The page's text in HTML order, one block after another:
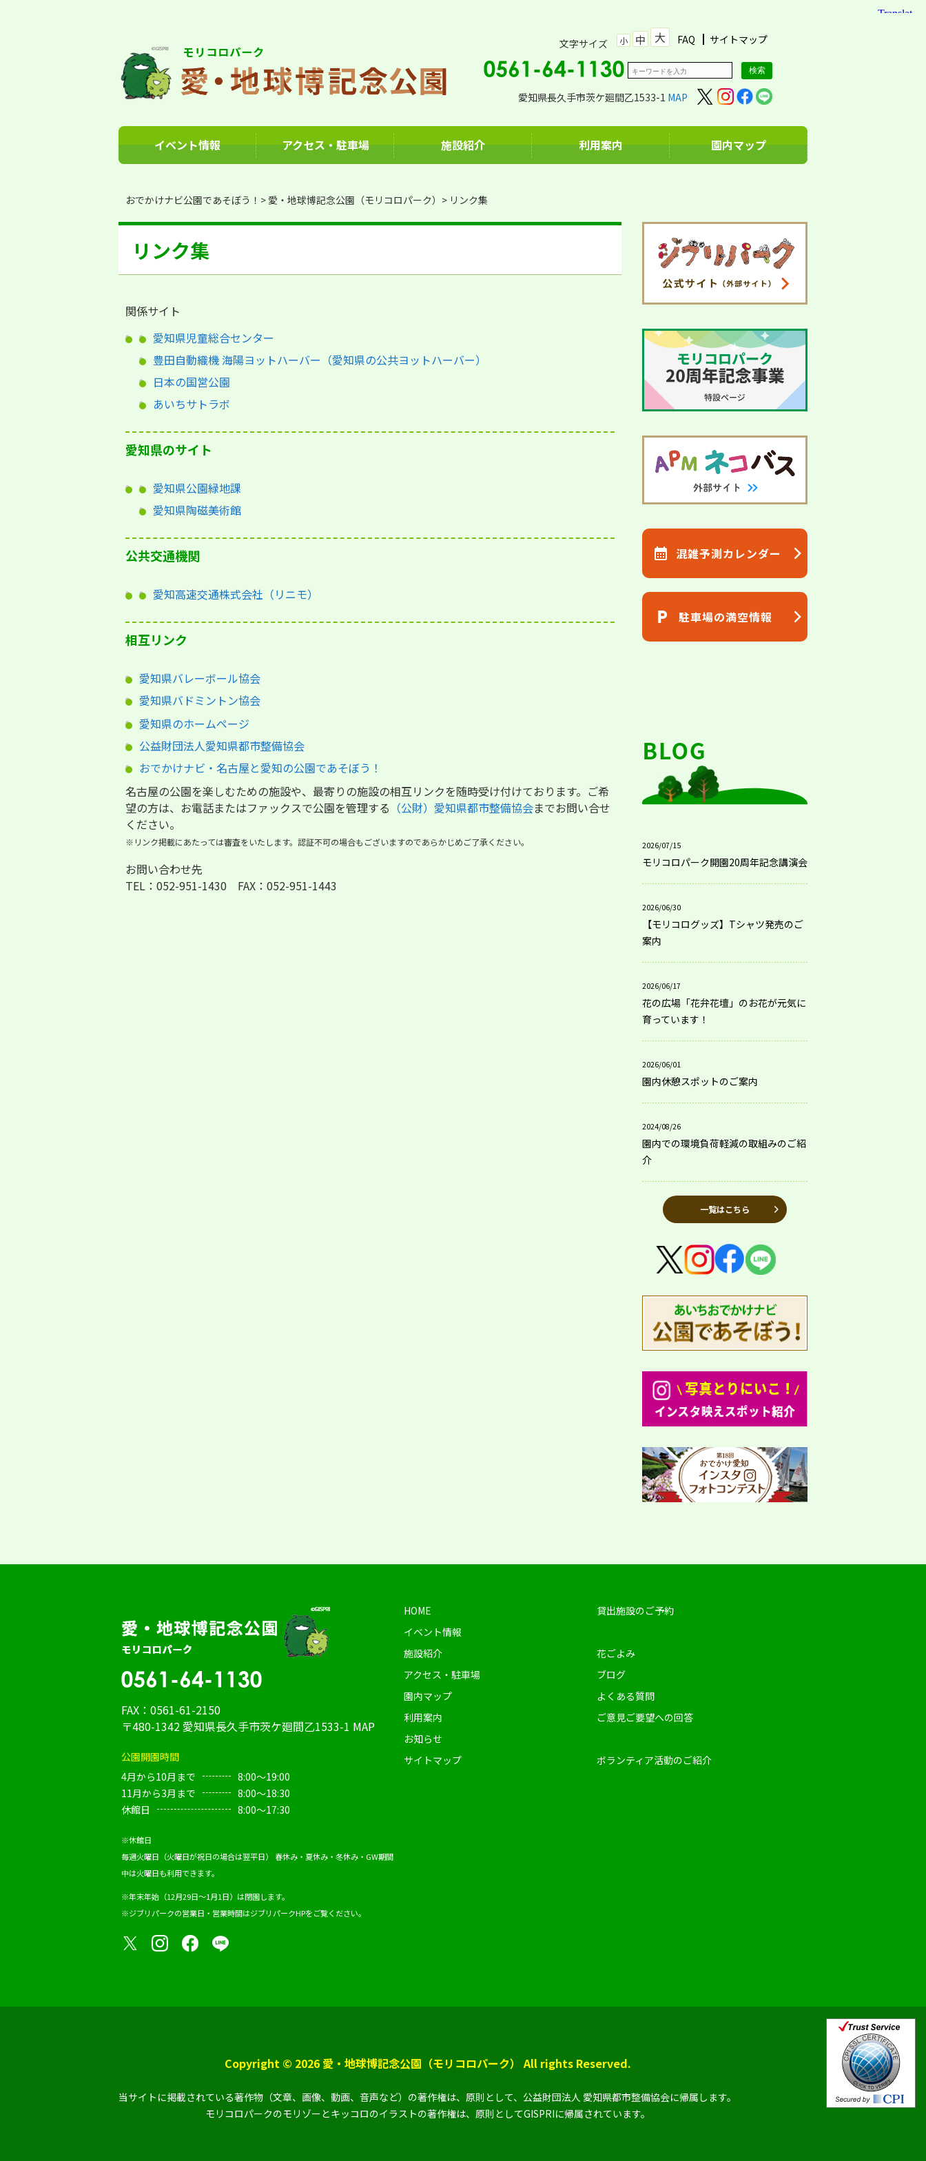
文字サイズ 小 中 大 FAQ サイトマップ
愛知県長久手市茨ケ廻間乙1533-1 MAP
イベント情報 アクセス・駐車場 施設紹介 利用案内 園内マップ
おでかけナビ公園であそぼう！ 愛・地球博記念公園（モリコロパーク） リンク集
リンク集
関係サイト
愛知県児童総合センター
豊田自動織機 海陽ヨットハーバー（愛知県の公共ヨットハーバー）
日本の国営公園
あいちサトラボ
愛知県のサイト
愛知県公園緑地課
愛知県陶磁美術館
公共交通機関
愛知高速交通株式会社（リニモ）
相互リンク
愛知県バレーボール協会
愛知県バドミントン協会
愛知県のホームページ
公益財団法人愛知県都市整備協会
おでかけナビ・名古屋と愛知の公園であそぼう！
名古屋の公園を楽しむための施設や、最寄りの施設の相互リンクを随時受け付けております。ご希
望の方は、お電話またはファックスで公園を管理する （公財）愛知県都市整備協会までお問い合せ
ください。
※リンク掲載にあたっては審査をいたします。認証不可の場合もございますのであらかじめご了承ください。
お問い合わせ先
TEL：052-951-1430 FAX：052-951-1443
混雑予測カレンダー
駐車場の満空情報
2026/07/15
モリコロパーク開園20周年記念講演会
2026/06/30
【モリコログッズ】Tシャツ発売のご
案内
2026/06/17
花の広場「花弁花壇」のお花が元気に
育っています！
2026/06/01
園内休憩スポットのご案内
2024/08/26
園内での環境負荷軽減の取組みのご紹
介
一覧はこちら
FAX：0561-61-2150
〒480-1342 愛知県長久手市茨ケ廻間乙1533-1 MAP
公園開園時間
4月から10月まで
8:00～19:00
11月から3月まで
8:00～18:30
休館日
8:00～17:30
※休館日
毎週火曜日（火曜日が祝日の場合は翌平日）
春休み・夏休み・冬休み・GW期間
中は火曜日も利用できます。
※年末年始（12月29日～1月1日）は閉園します。
※ジブリパークの営業日・営業時間はジブリパークHPをご覧ください。
HOME
イベント情報
施設紹介
アクセス・駐車場
園内マップ
利用案内
お知らせ
サイトマップ
貸出施設のご予約
花ごよみ
ブログ
よくある質問
ご意見ご要望への回答
ボランティア活動のご紹介
Copyright © 2026 愛・地球博記念公園（モリコロパーク） All rights Reserved.
当サイトに掲載されている著作物（文章、画像、動画、音声など）の著作権は、原則として、公益財団法人 愛知県都市整備協会に帰属します。
モリコロパークのモリゾーとキッコロのイラストの著作権は、原則としてGISPRIに帰属されています。